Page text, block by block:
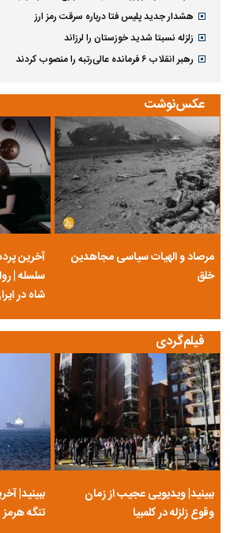
هشدار جدید پلیس فتا درباره سرقت رمز ارز
زلزله نسبتا شدید خوزستان را لرزاند
رهبر انقلاب ۶ فرمانده عالی‌رتبه را منصوب کردند
عکس‌نوشت
مرصاد و الهیات سیاسی مجاهدین
خلق
آخرین
سلسله |
شاه در
فیلم‌گردی
ببینید| ویدیویی عجیب از زمان
وقوع زلزله در کلمبیا
ببینید|
تنگه‌ هرمز